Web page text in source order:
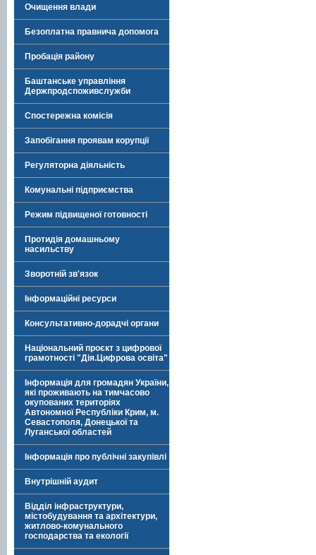
Очищення влади
Безоплатна правнича допомога
Пробація району
Баштанське управління
Держпродспоживслужби
Спостережна комісія
Запобігання проявам корупції
Регуляторна діяльність
Комунальні підприємства
Режим підвищеної готовності
Протидія домашньому
насильству
Зворотній зв'язок
Інформаційні ресурси
Консультативно-дорадчі органи
Національний проєкт з цифрової
грамотності "Дія.Цифрова освіта"
Інформація для громадян України,
які проживають на тимчасово
окупованих територіях
Автономної Республіки Крим, м.
Севастополя, Донецької та
Луганської областей
Інформація про публічні закупівлі
Внутрішній аудит
Відділ інфраструктури,
містобудування та архітектури,
житлово-комунального
господарства та екології